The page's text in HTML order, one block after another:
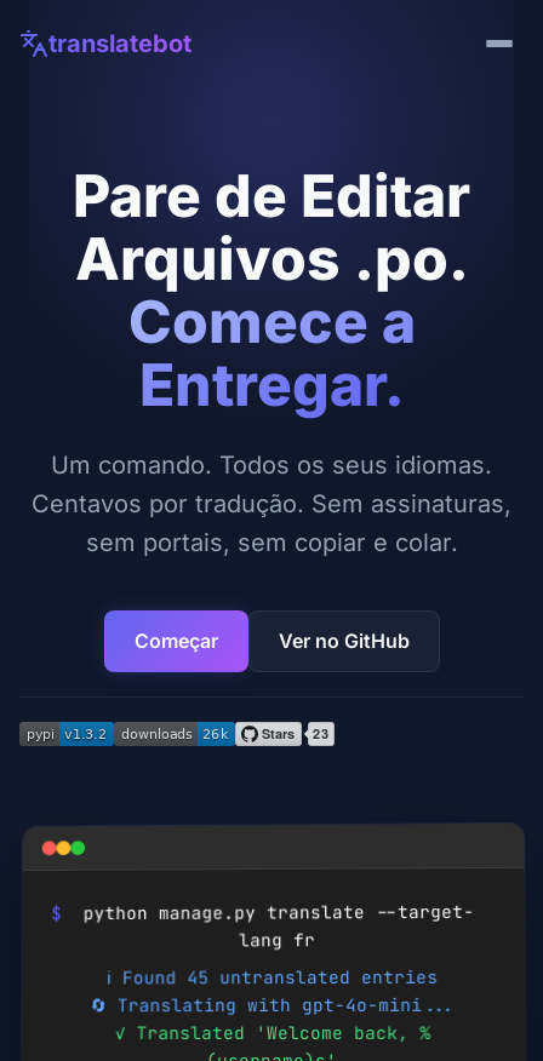
translatebot
Pare de Editar
Arquivos .po.
Comece a
Entregar.
Um comando. Todos os seus idiomas.
Centavos por tradução. Sem assinaturas,
sem portais, sem copiar e colar.
Começar Ver no GitHub
$ python manage.py translate --target-
lang fr
ℹ️ Found 45 untranslated entries
🔄 Translating with gpt-4o-mini...
✓ Translated 'Welcome back, %